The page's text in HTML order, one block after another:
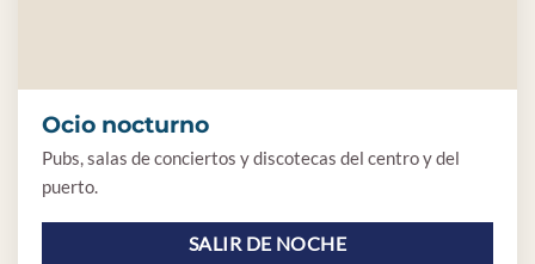
Ocio nocturno
Pubs, salas de conciertos y discotecas del centro y del
puerto.
SALIR DE NOCHE